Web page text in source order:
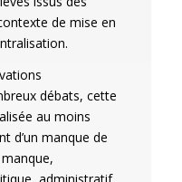
de mise en
débats, cette
au moins
d’un manque de